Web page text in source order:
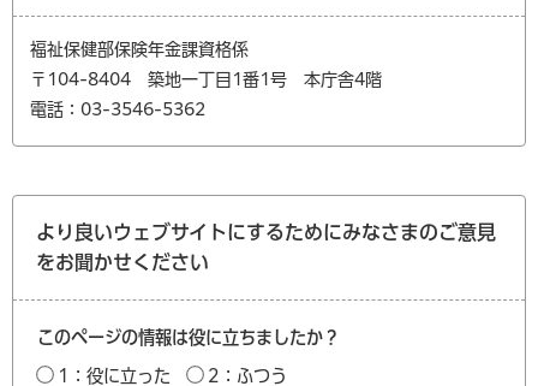
福祉保健部保険年金課資格係
〒104-8404 築地一丁目1番1号 本庁舎4階
電話：03-3546-5362
より良いウェブサイトにするためにみなさまのご意見
をお聞かせください
このページの情報は役に立ちましたか？
1：役に立った
2：ふつう